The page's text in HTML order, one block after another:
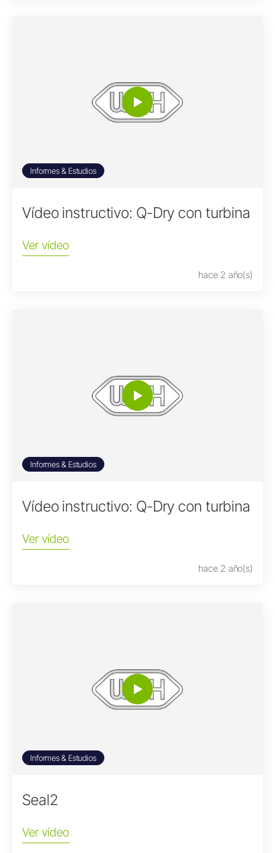
Informes & Estudios
Vídeo instructivo: Q-Dry con turbina
Ver vídeo
hace 2 año(s)
Informes & Estudios
Vídeo instructivo: Q-Dry con turbina
Ver vídeo
hace 2 año(s)
Informes & Estudios
Seal2
Ver vídeo